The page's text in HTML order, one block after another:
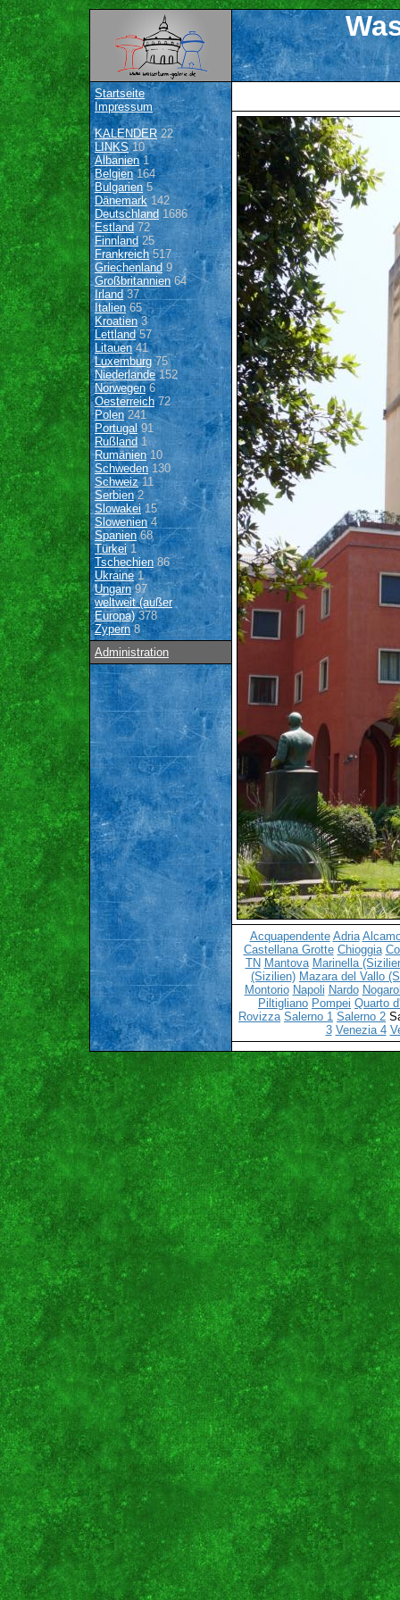
Startseite
Impressum
KALENDER22
LINKS10
Albanien1
Belgien164
Bulgarien 5
Dänemark142
Deutschland 1686
Estland 72
Finnland 25
Frankreich517
Griechenland9
Großbritannien64
Irland 37
Italien65
Kroatien3
Lettland57
Litauen41
Luxemburg 75
Niederlande152
Norwegen6
Oesterreich72
Polen 241
Portugal91
Rußland 1
Rumänien10
Schweden 130
Schweiz11
Serbien2
Slowakei15
Slowenien4
Spanien68
Türkei1
Tschechien 86
Ukraine1
Ungarn97
weltweit (außer
Europa)378
Zypern8
Administration
Acquapendente Adria
Castellana Grotte Chioggia
TN Mantova Marinella
(Sizilien) Mazara del Vallo
Montorio Napoli Nardo
Piltigliano Pompei Quarto
Rovizza Salerno 1 Salerno 2
3 Venezia 4